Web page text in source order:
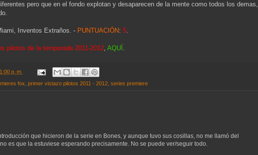
pero que en el fondo explotan y desaparecen de la mente como todos los demas,
Inventos Extraños. - PUNTUACIÓN: 5.
pilotos de la temporada 2011-2012, AQUÍ .
p. m.
fox, primer vistazo pilotos 2011 - 2012, series premiere
que hicieron de la serie en Bones, y aunque tuvo sus cosillas, no me llamó del
es que la estuviese esperando precisamente. No se puede ver/seguir todo.